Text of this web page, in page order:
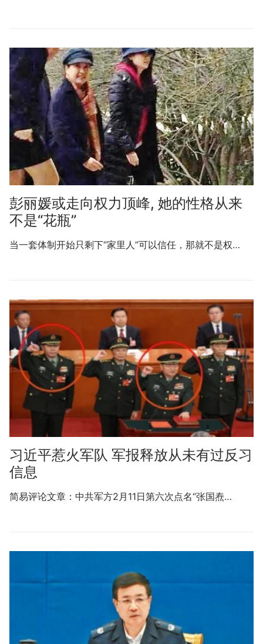
彭丽媛或走向权力顶峰, 她的性格从来
不是“花瓶”
当一套体制开始只剩下“家里人”可以信任，那就不是权…
习近平惹火军队 军报释放从未有过反习
信息
简易评论文章：中共军方2月11日第六次点名“张国焘…